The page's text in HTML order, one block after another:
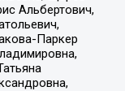
Альбертович,
Паркер